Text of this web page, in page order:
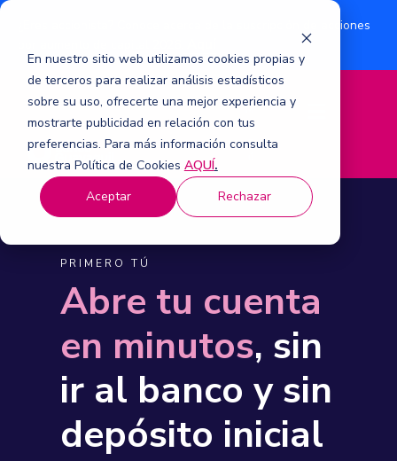
En nuestro sitio web utilizamos cookies propias y
de terceros para realizar análisis estadísticos
sobre su uso, ofrecerte una mejor experiencia y
mostrarte publicidad en relación con tus
preferencias. Para más información consulta
nuestra Política de Cookies AQUÍ.
Aceptar
Rechazar
¿Eres accionista? Conoce acerca de la suscripción de acciones
M
e
n
PRIMERO TÚ
Abre tu cuenta
en minutos, sin
ir al banco y sin
depósito inicial